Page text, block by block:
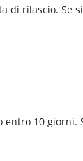
rilascio.
10 giorni.